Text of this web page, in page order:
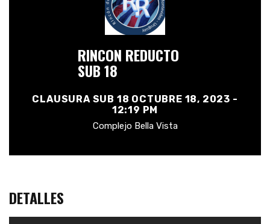
RINCON REDUCTO
SUB 18
CLAUSURA SUB 18 OCTUBRE 18, 2023 -
12:19 PM
Complejo Bella Vista
DETALLES